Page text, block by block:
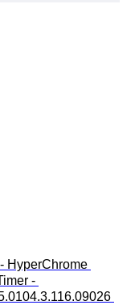
HyperChrome
-